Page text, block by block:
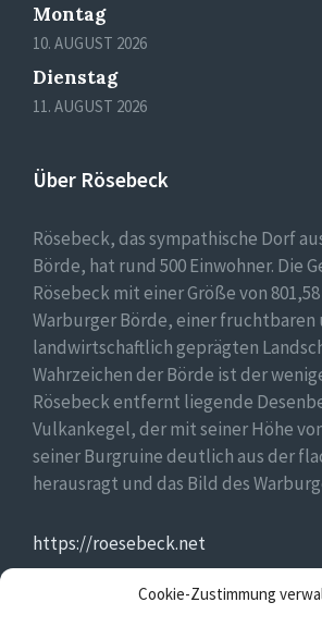
Cookie-Zustimmung
Montag
10. AUGUST 2026
Dienstag
11. AUGUST 2026
Über Rösebeck
Rösebeck, das sympathische Dorf
Börde, hat rund 500 Einwohner. Die
Rösebeck mit einer Größe von 801,58
Warburger Börde, einer fruchtbaren
landwirtschaftlich geprägten
Wahrzeichen der Börde ist der
Rösebeck entfernt liegende
Vulkankegel, der mit seiner Höhe
seiner Burgruine deutlich aus der
herausragt und das Bild des
https://roesebeck.net
https://golddorf.de